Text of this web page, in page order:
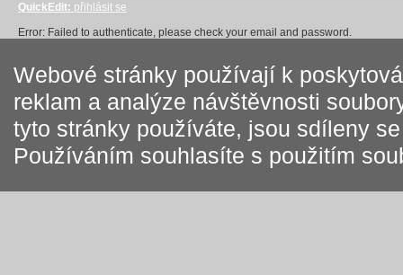
QuickEdit: přihlásit se
Error: Failed to authenticate, please check your email and password.
Webové stránky používají k
reklam a analýze návštěvnosti
tyto stránky používáte, jsou sdíleny
Používáním souhlasíte s použitím